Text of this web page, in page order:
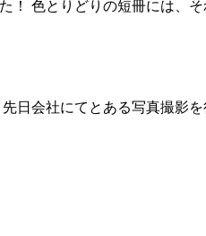
！ 色とりどりの短冊には、
日会社にてとある写真撮影